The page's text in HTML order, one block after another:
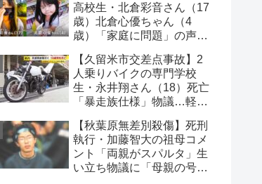
高校生・北倉彩音さん（17
歳）北倉心優ちゃん（4
歳）「家庭に問題」の声…
【久留米市交差点事故】2
人乗りバイクの専門学校
生・永井翔さん（18）死亡
「暴走族仕様」物議…軽自
【秋葉原無差別殺傷】死刑
執行・加藤智大の祖母コメ
ント「両親がスパルタ」生
い立ち物議に「母親の号泣